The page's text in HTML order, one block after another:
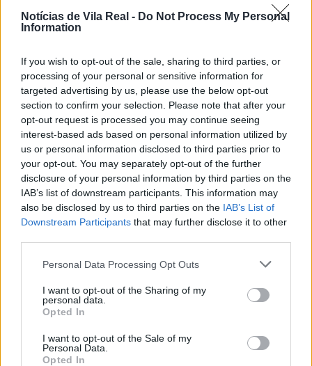
Notícias de Vila Real - Do Not Process My Personal
Information
If you wish to opt-out of the sale, sharing to third parties, or
processing of your personal or sensitive information for
targeted advertising by us, please use the below opt-out
section to confirm your selection. Please note that after your
opt-out request is processed you may continue seeing
interest-based ads based on personal information utilized by
us or personal information disclosed to third parties prior to
your opt-out. You may separately opt-out of the further
disclosure of your personal information by third parties on the
IAB’s list of downstream participants. This information may
also be disclosed by us to third parties on the IAB’s List of
Downstream Participants that may further disclose it to other
Personal Data Processing Opt Outs
I want to opt-out of the Sharing of my
personal data.
Opted In
I want to opt-out of the Sale of my
Personal Data.
Opted In
Município de Sabrosa apoia juntas
de freguesia com fornecimento de
cubo...
Sabrosa Summer Fest arrancou com
Vítor Pica e reuniu centenas de...